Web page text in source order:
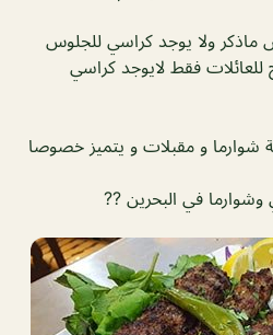
٢٤ ساعة حس ماذكر ولا يوجد كراسي للجلوس
للعائلات فقط لايوجد كراسي
شوارما و مقبلات و يتميز خصوصا
في البحرين ??